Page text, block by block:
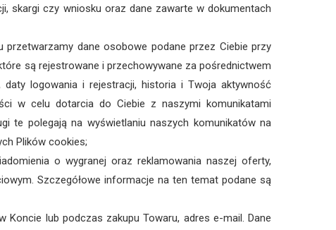
skargi czy wniosku oraz dane zawarte w dokumentach
dane osobowe podane przez Ciebie przy
są rejestrowane i przechowywane za pośrednictwem
logowania i rejestracji, historia i Twoja aktywność
w celu dotarcia do Ciebie z naszymi komunikatami
te polegają na wyświetlaniu naszych komunikatów na
Plików cookies;
o wygranej oraz reklamowania naszej oferty,
Szczegółowe informacje na ten temat podane są
lub podczas zakupu Towaru, adres e-mail. Dane